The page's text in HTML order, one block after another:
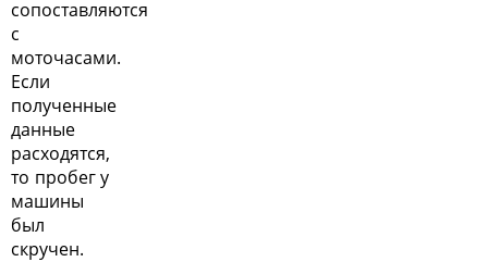
сопоставляются
с
моточасами.
Если
полученные
данные
расходятся,
то пробег у
машины
был
скручен.